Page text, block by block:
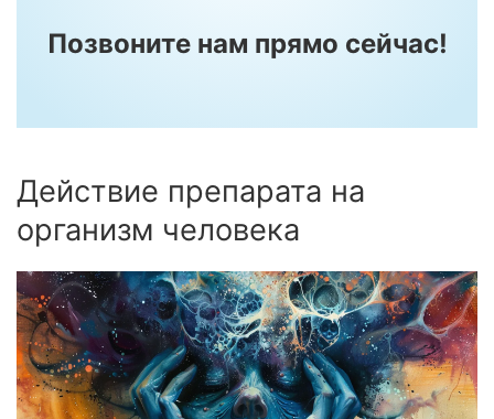
Позвоните нам прямо сейчас!
Действие препарата на
организм человека